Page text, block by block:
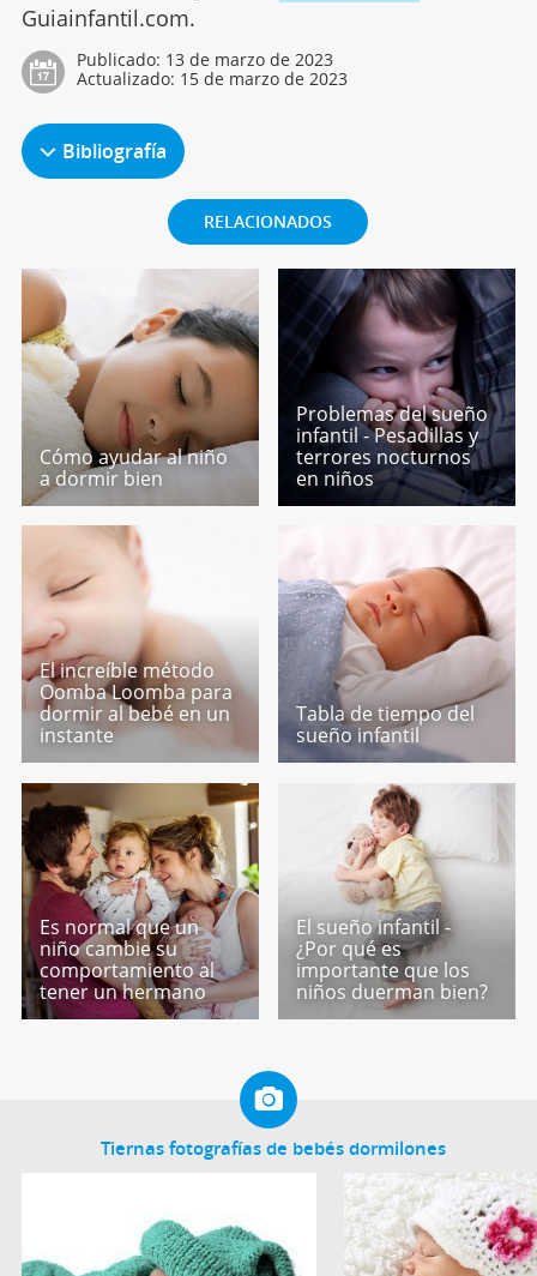
Guiainfantil.com.
Publicado: 13 de marzo de 2023
Actualizado: 15 de marzo de 2023
Bibliografía
RELACIONADOS
Cómo ayudar al niño
a dormir bien
Problemas del sueño
infantil - Pesadillas y
terrores nocturnos
en niños
El increíble método
Oomba Loomba para
dormir al bebé en un
instante
Tabla de tiempo del
sueño infantil
Es normal que un
niño cambie su
comportamiento al
tener un hermano
El sueño infantil -
¿Por qué es
importante que los
niños duerman bien?
Tiernas fotografías de bebés dormilones